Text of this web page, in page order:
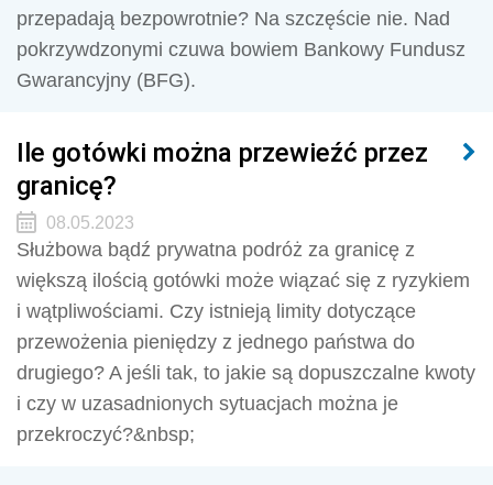
przepadają bezpowrotnie? Na szczęście nie. Nad
pokrzywdzonymi czuwa bowiem Bankowy Fundusz
Gwarancyjny (BFG).
Ile gotówki można przewieźć przez
granicę?
08.05.2023
Służbowa bądź prywatna podróż za granicę z
większą ilością gotówki może wiązać się z ryzykiem
i wątpliwościami. Czy istnieją limity dotyczące
przewożenia pieniędzy z jednego państwa do
drugiego? A jeśli tak, to jakie są dopuszczalne kwoty
i czy w uzasadnionych sytuacjach można je
przekroczyć?&nbsp;